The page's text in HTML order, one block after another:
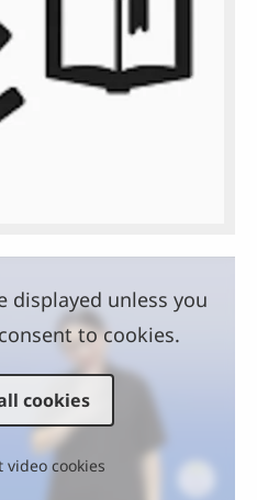
displayed unless you
to cookies.
cookies
video cookies